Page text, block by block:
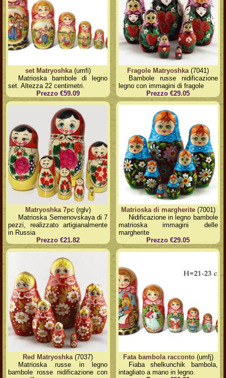
set Matryoshka(umfi)
Matrioska bambole di legno
set. Altezza 22 centimetri.
Prezzo €59.09
Fragole Matryoshka (7041)
Bambole russe nidificazione
legno con immagini di fragole
Prezzo €29.05
Matryoshka 7pc(rglv)
Matrioska Semenovskaya di 7
pezzi, realizzato artigianalmente
in Russia
Prezzo €21.82
Matrioska di margherite(7001)
Nidificazione in legno bambole
matrioska immagini delle
margherite
Prezzo €29.05
Red Matryoshka(7037)
Matrioska russe in legno
bambole rosse nidificazione con
Fata bambola racconto(umfj)
Fiaba shelkunchik bambola,
intagliato a mano in legno.